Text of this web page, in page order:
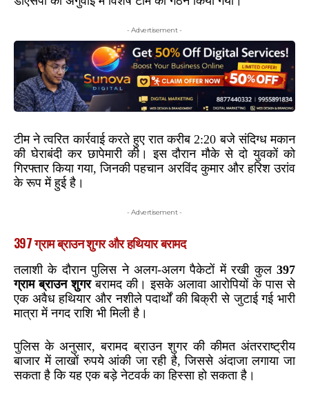
- Advertisement -
टीम ने त्वरित कार्रवाई करते हुए रात करीब 2:20 बजे संदिग्ध मकान
की घेराबंदी कर छापेमारी की। इस दौरान मौके से दो युवकों को
गिरफ्तार किया गया, जिनकी पहचान अरविंद कुमार और हरिश उरांव
के रूप में हुई है।
- Advertisement -
397 ग्राम ब्राउन शुगर और हथियार बरामद
तलाशी के दौरान पुलिस ने अलग-अलग पैकेटों में रखी कुल 397
ग्राम ब्राउन शुगरबरामद की। इसके अलावा आरोपियों के पास से
एक अवैध हथियार और नशीले पदार्थों की बिक्री से जुटाई गई भारी
मात्रा में नगद राशि भी मिली है।
पुलिस के अनुसार, बरामद ब्राउन शुगर की कीमत अंतरराष्ट्रीय
बाजार में लाखों रुपये आंकी जा रही है, जिससे अंदाजा लगाया जा
सकता है कि यह एक बड़े नेटवर्क का हिस्सा हो सकता है।